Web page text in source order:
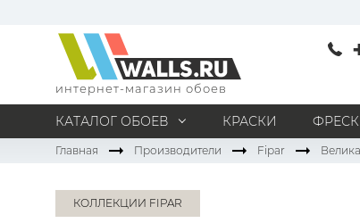
интернет-магазин обоев
КАТАЛОГ ОБОЕВ КРАСКИ
МАТЕРИАЛ
Виниловые
Бумажные
Главная Производители Fipar
КОЛЛЕКЦИИ FIPAR